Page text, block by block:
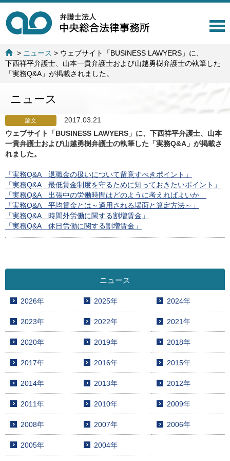
T
l
g
a
t
> ニュース > ウェブサイト「BUSINESS LAWYERS」に、
下西祥平弁護士、山本一貴弁護士および山越勇樹弁護士の執筆した
「実務Q&A」が掲載されました。
ニュース
論文
2017.03.21
ウェブサイト「BUSINESS LAWYERS」に、下西祥平弁護士、山本
一貴弁護士および山越勇樹弁護士の執筆した「実務Q&A」が掲載さ
れました。
「実務Q&A 退職金の扱いについて留意すべきポイント」
「実務Q&A 最低賃金制度を守るために知っておきたいポイント」
「実務Q&A 出張中の労働時間はどのように考えればよいか」
「実務Q&A 平均賃金とは～適用される場面と算定方法～」
「実務Q&A 時間外労働に関する割増賃金」
「実務Q&A 休日労働に関する割増賃金」
ニュース
2026年 2025年 2024年
2023年 2022年 2021年
2020年 2019年 2018年
2017年 2016年 2015年
2014年 2013年 2012年
2011年 2010年 2009年
2008年 2007年 2006年
2005年 2004年